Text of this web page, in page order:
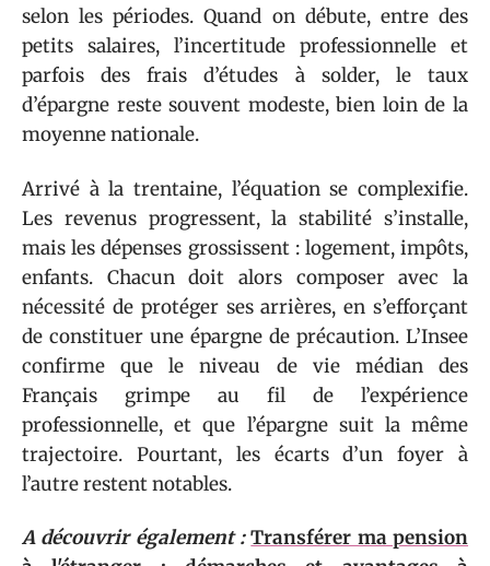
selon les périodes. Quand on débute, entre des
petits salaires, l’incertitude professionnelle et
parfois des frais d’études à solder, le taux
d’épargne reste souvent modeste, bien loin de la
moyenne nationale.
Arrivé à la trentaine, l’équation se complexifie.
Les revenus progressent, la stabilité s’installe,
mais les dépenses grossissent : logement, impôts,
enfants. Chacun doit alors composer avec la
nécessité de protéger ses arrières, en s’efforçant
de constituer une épargne de précaution. L’Insee
confirme que le niveau de vie médian des
Français grimpe au fil de l’expérience
professionnelle, et que l’épargne suit la même
trajectoire. Pourtant, les écarts d’un foyer à
l’autre restent notables.
A découvrir également : Transférer ma pension